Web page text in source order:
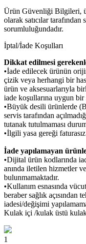
Ürün Güvenliği Bilgileri,
olarak satıcılar tarafından
sorumluluğundadır.
İptal/İade Koşulları
Dikkat edilmesi
•İade edilecek ürünün
çizik veya herhangi bir
ürün ve aksesuarlarıyla
iade koşullarına uygun
•Büyük desili ürünlerde
servis tarafından
tutanak tutulmaması
•İlgili yasa gereği
İade yapılamayan
•Dijital ürün kodlarında
anında iletilen hizmetler
bulunmamaktadır.
•Kullanım esnasında
beraber sağlık açısından
iadesi/değişimi
Kulak içi /kulak üstü
1